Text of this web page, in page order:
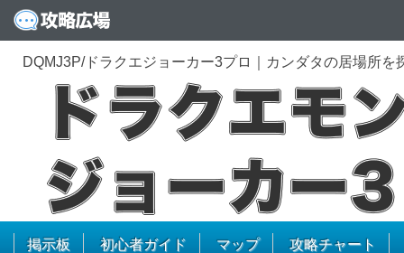
DQMJ3P/ドラクエジョーカー3プロ｜カンダタの居場所を
掲示板 初心者ガイド マップ 攻略チャート